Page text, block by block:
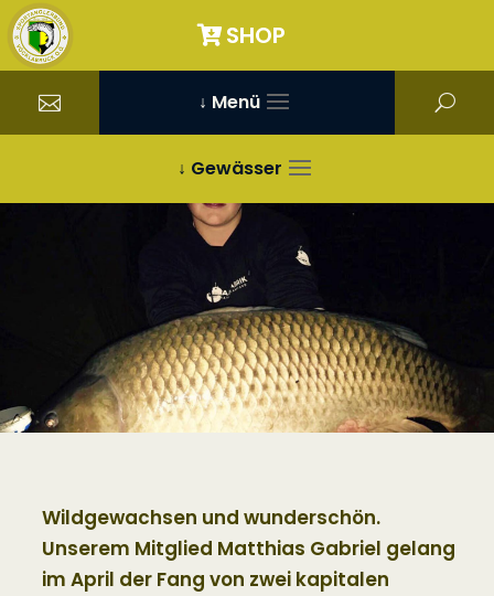
SHOP
↓ Menü
↓ Gewässer
Wildgewachsen und wunderschön.
Unserem Mitglied Matthias Gabriel gelang
im April der Fang von zwei kapitalen